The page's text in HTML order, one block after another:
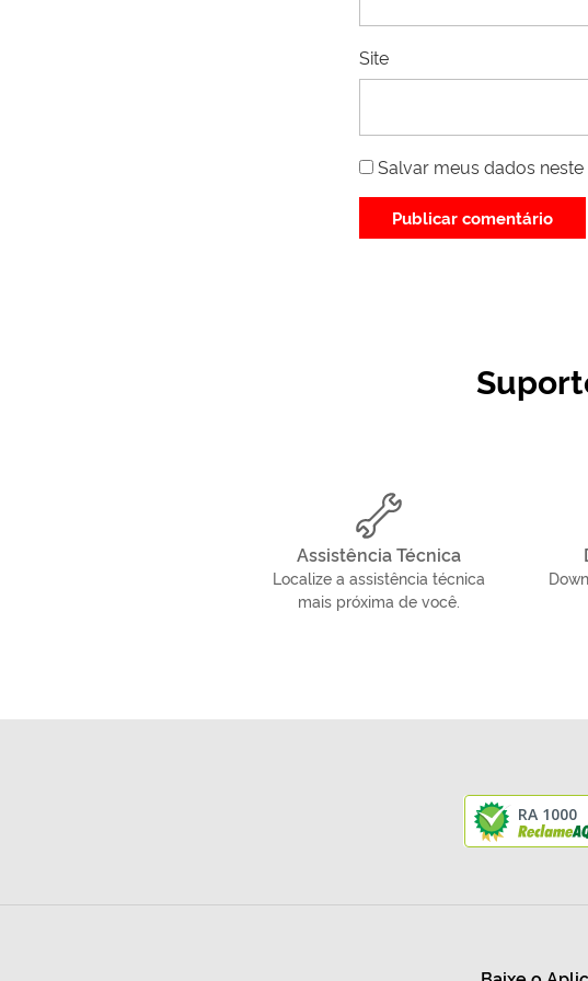
Site
Salvar meus dados
Assistência Técnica
Localize a assistência técnica
mais próxima de você.
RA 1000